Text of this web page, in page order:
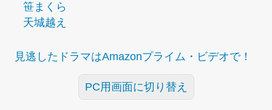
笹まくら
天城越え
見逃したドラマはAmazonプライム・ビデオで！
PC用画面に切り替え